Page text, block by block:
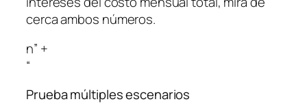
cerca ambos números.
n” +
“
Prueba múltiples escenarios